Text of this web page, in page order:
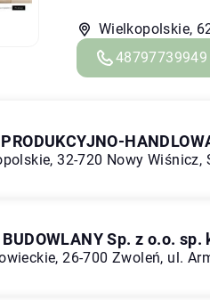
Wielkopolskie,
48797739949
32-720 Nowy Wiśnicz,
Sp. z o.o. sp.
26-700 Zwoleń, ul.